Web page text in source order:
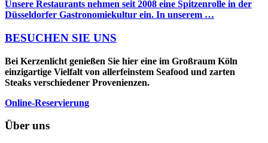
Unsere Restaurants nehmen seit 2008 eine Spitzenrolle in der
Düsseldorfer Gastronomiekultur ein. In unserem …
BESUCHEN SIE UNS
Bei Kerzenlicht genießen Sie hier eine im Großraum Köln
einzigartige Vielfalt von allerfeinstem Seafood und zarten
Steaks verschiedener Provenienzen.
Online-Reservierung
Über uns